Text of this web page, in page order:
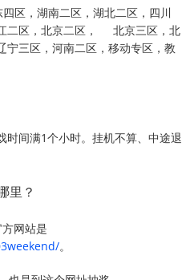
区，湖南二区，湖北二区，四川
二区，北京二区， 北京三区，北
宁三区，河南二区，移动专区，教
间满1个小时。挂机不算、中途退
里？
方网站是
。